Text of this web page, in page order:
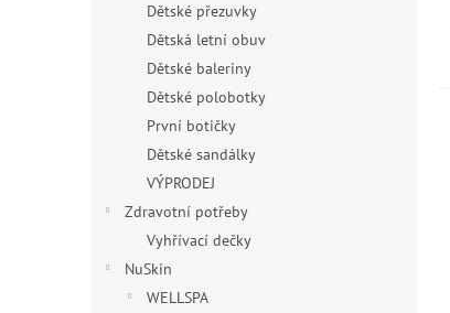
Dětské přezuvky
Dětská letní obuv
Dětské baleriny
Dětské polobotky
První botičky
Dětské sandálky
VÝPRODEJ
Zdravotní potřeby
Vyhřívací dečky
NuSkin
WELLSPA